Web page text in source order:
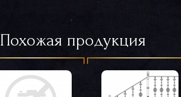
Похожая продукция